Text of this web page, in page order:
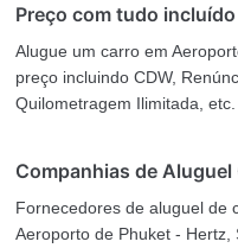
Preço com tudo incluído
Alugue um carro em
preço incluindo CDW,
Quilometragem Ilimitada, etc.
Companhias de
Fornecedores de aluguel de
Aeroporto de Phuket - Hertz,